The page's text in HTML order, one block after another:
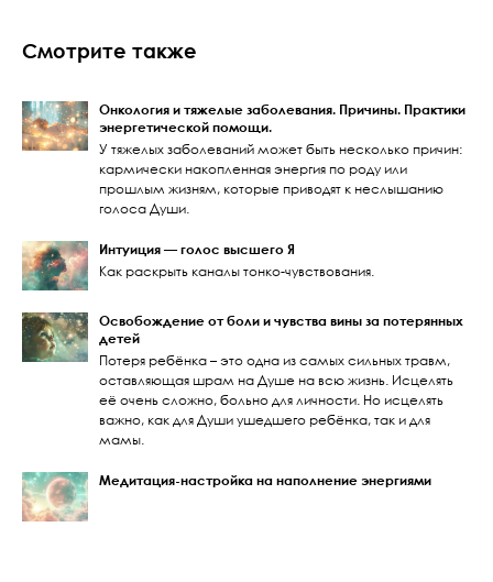
Смотрите также
Онкология и тяжелые заболевания. Причины. Практики
энергетической помощи.
У тяжелых заболеваний может быть несколько причин:
кармически накопленная энергия по роду или
прошлым жизням, которые приводят к неслышанию
голоса Души.
Интуиция — голос высшего Я
Как раскрыть каналы тонко-чувствования.
Освобождение от боли и чувства вины за потерянных
детей
Потеря ребёнка – это одна из самых сильных травм,
оставляющая шрам на Душе на всю жизнь. Исцелять
её очень сложно, больно для личности. Но исцелять
важно, как для Души ушедшего ребёнка, так и для
мамы.
Медитация-настройка на наполнение энергиями